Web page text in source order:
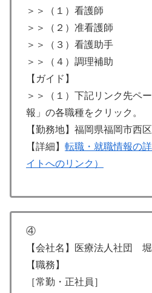
＞＞（１）看護師
＞＞（２）准看護師
＞＞（３）看護助手
＞＞（４）調理補助
【ガイド】
＞＞（１）下記リンク先ペ
報」の各職種をクリック。
【勤務地】福岡県福岡市西
【詳細】 転職・就職情報の
イトへのリンク）
④
【会社名】医療法人社団
【職務】
［常勤・正社員］